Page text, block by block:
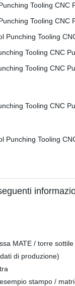
MATE / torre
di produzione)
stampo /